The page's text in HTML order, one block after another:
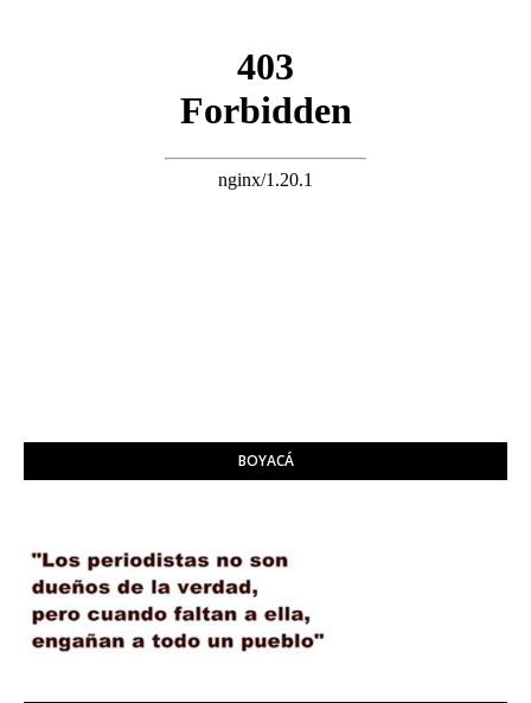
BOYACÁ